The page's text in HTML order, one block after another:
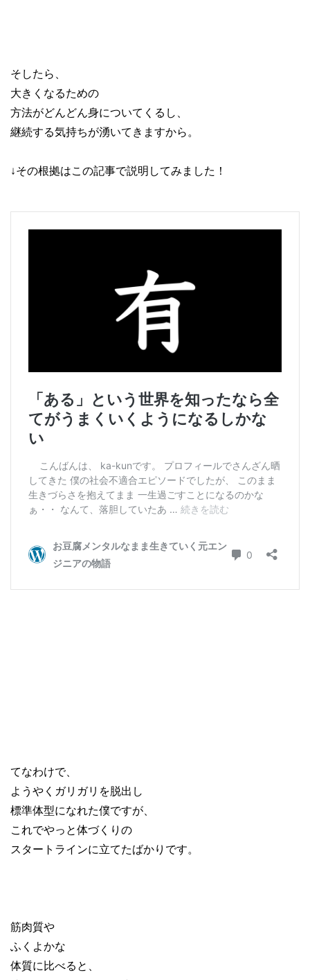
そしたら、
大きくなるための
方法がどんどん身についてくるし、
継続する気持ちが湧いてきますから。
↓その根拠はこの記事で説明してみました！
てなわけで、
ようやくガリガリを脱出し
標準体型になれた僕ですが、
これでやっと体づくりの
スタートラインに立てたばかりです。
筋肉質や
ふくよかな
体質に比べると